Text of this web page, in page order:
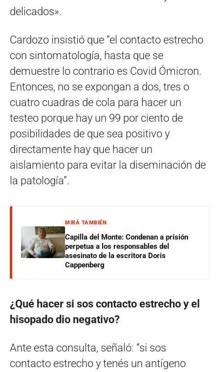
delicados».
Cardozo insistió que “el contacto estrecho
con sintomatología, hasta que se
demuestre lo contrario es Covid Ómicron.
Entonces, no se expongan a dos, tres o
cuatro cuadras de cola para hacer un
testeo porque hay un 99 por ciento de
posibilidades de que sea positivo y
directamente hay que hacer un
aislamiento para evitar la diseminación de
la patología”.
MIRÁ TAMBIÉN
Capilla del Monte: Condenan a prisión
perpetua a los responsables del
asesinato de la escritora Doris
Cappenberg
¿Qué hacer si sos contacto estrecho y el
hisopado dio negativo?
Ante esta consulta, señaló: “si sos
contacto estrecho y tenés un antígeno